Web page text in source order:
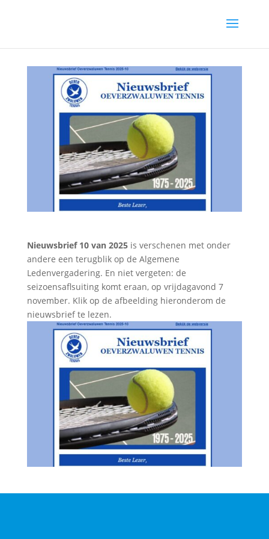
Nieuwsbrief 10 van 2025is verschenen met onder
andere een terugblik op de Algemene
Ledenvergadering. En niet vergeten: de
seizoensaflsuiting komt eraan, op vrijdagavond 7
november. Klik op de afbeelding hieronderom de
nieuwsbrief te lezen.